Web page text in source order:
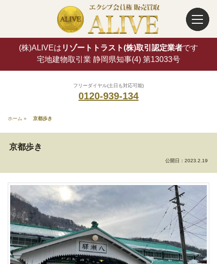
(株)ALIVEは リゾートトラスト(株)取引認定業者です
宅地建物取引業 静岡県知事(4) 第13033号
フリーダイヤル(土日も対応可能)
0120-939-134
ホーム » 京都歩き
京都歩き
公開日： 2023.2.19